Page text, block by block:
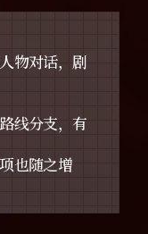
物对话，剧
线分支，有
也随之增